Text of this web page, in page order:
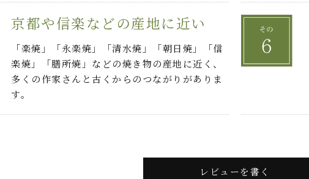
京都や信楽などの産地に近い
「楽焼」「永楽焼」「清水焼」「朝日焼」「信
楽焼」「膳所焼」などの焼き物の産地に近く、
多くの作家さんと古くからのつながりがありま
す。
レビューを書く